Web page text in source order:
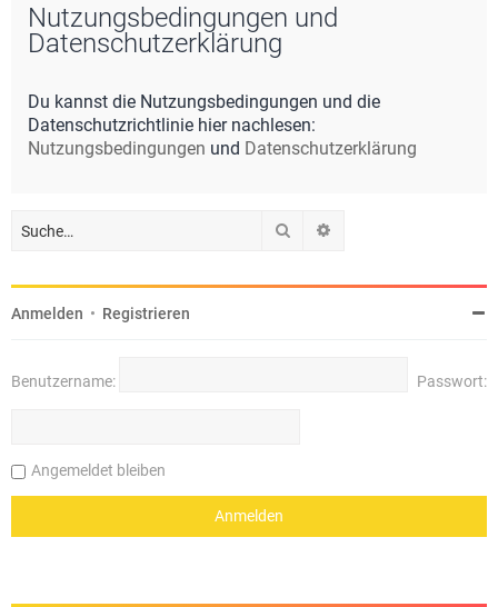
Nutzungsbedingungen und
Datenschutzerklärung
Du kannst die Nutzungsbedingungen und die
Datenschutzrichtlinie hier nachlesen:
Nutzungsbedingungen und Datenschutzerklärung
Suche
Anmelden • Registrieren
Benutzername: Passwort:
Angemeldet bleiben